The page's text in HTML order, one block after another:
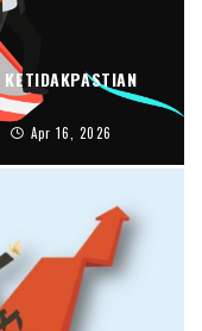
Apr 16, 2026